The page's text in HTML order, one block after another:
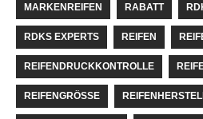
MARKENREIFEN RABATT
RDKS EXPERTS REIFEN
REIFENDRUCKKONTROLLE
REIFENGRÖSSE